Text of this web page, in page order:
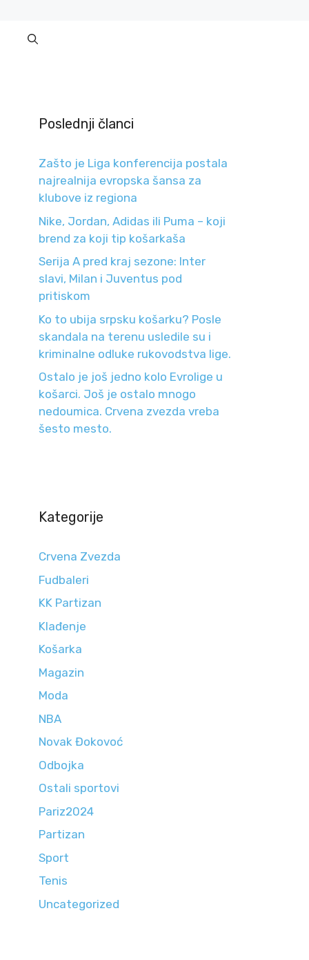
Poslednji članci
Zašto je Liga konferencija postala
najrealnija evropska šansa za
klubove iz regiona
Nike, Jordan, Adidas ili Puma – koji
brend za koji tip košarkaša
Serija A pred kraj sezone: Inter
slavi, Milan i Juventus pod
pritiskom
Ko to ubija srpsku košarku? Posle
skandala na terenu usledile su i
kriminalne odluke rukovodstva lige.
Ostalo je još jedno kolo Evrolige u
košarci. Još je ostalo mnogo
nedoumica. Crvena zvezda vreba
šesto mesto.
Kategorije
Crvena Zvezda
Fudbaleri
KK Partizan
Klađenje
Košarka
Magazin
Moda
NBA
Novak Đokovoć
Odbojka
Ostali sportovi
Pariz2024
Partizan
Sport
Tenis
Uncategorized